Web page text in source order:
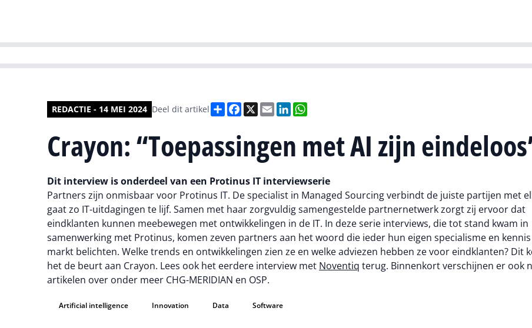
REDACTIE - 14 MEI 2024 Deel dit artikel DeelFacebook
X EmailLinkedIn
Crayon: “Toepassingen met AI zijn
Dit interview is onderdeel van een Protinus IT interviewserie
Partners zijn onmisbaar voor Protinus IT. De specialist in Managed Sourcing verbindt de juiste partijen met
gaat zo IT-uitdagingen te lijf. Samen met haar zorgvuldig samengestelde partnernetwerk zorgt zij ervoor dat
eindklanten kunnen meebewegen met ontwikkelingen in de IT. In deze serie interviews, die tot stand kwam in
samenwerking met Protinus, komen zeven partners aan het woord die ieder hun eigen specialisme en
markt belichten. Welke trends en ontwikkelingen zien ze en welke adviezen hebben ze voor eindklanten? Dit
het de beurt aan Crayon. Lees ook het eerdere interview met Noventiq terug. Binnenkort verschijnen er ook
artikelen over onder meer CHG-MERIDIAN en OSP.
Artificial intelligence Innovation Data Software